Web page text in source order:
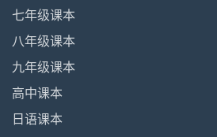
七年级课本
八年级课本
九年级课本
高中课本
日语课本